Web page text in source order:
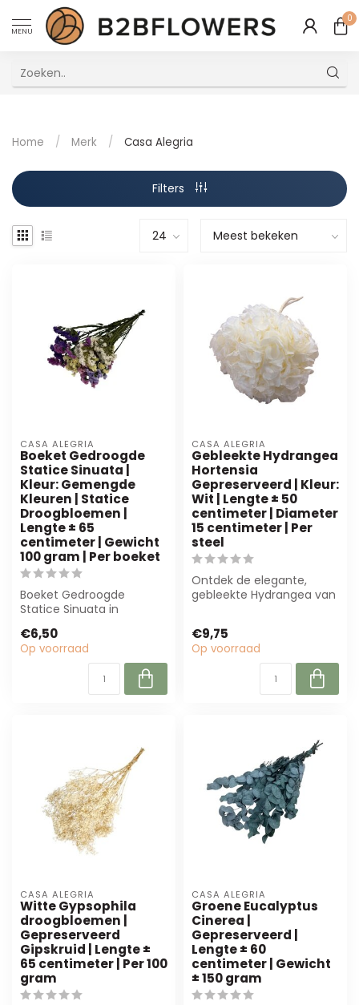
MENU
0
Home / Merk / Casa Alegria
Filters
CASA ALEGRIA
Boeket Gedroogde
Statice Sinuata |
Kleur: Gemengde
Kleuren | Statice
Droogbloemen |
Lengte ± 65
centimeter | Gewicht
100 gram | Per boeket
Boeket Gedroogde
Statice Sinuata in
cm lang en 100 g zwaa...
€6,50
Op voorraad
CASA ALEGRIA
Gebleekte Hydrangea
Hortensia
Gepreserveerd | Kleur:
Wit | Lengte ± 50
centimeter | Diameter
15 centimeter | Per
steel
Ontdek de elegante,
gebleekte Hydrangea van
€9,75
Op voorraad
CASA ALEGRIA
Witte Gypsophila
droogbloemen |
Gepreserveerd
Gipskruid | Lengte ±
65 centimeter | Per 100
gram
CASA ALEGRIA
Groene Eucalyptus
Cinerea |
Gepreserveerd |
Lengte ± 60
centimeter | Gewicht
± 150 gram